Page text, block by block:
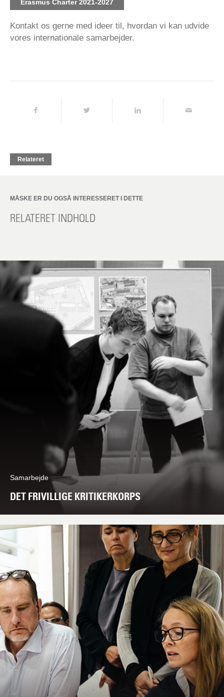
Erasmus Charter 2021-2027
Kontakt os gerne med ideer til, hvordan vi kan udvide
vores internationale samarbejder.
Relateret
MÅSKE ER DU OGSÅ INTERESSERET I DETTE
RELATERET INDHOLD
Samarbejde
DET FRIVILLIGE KRITIKERKORPS